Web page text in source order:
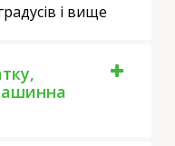
і вище